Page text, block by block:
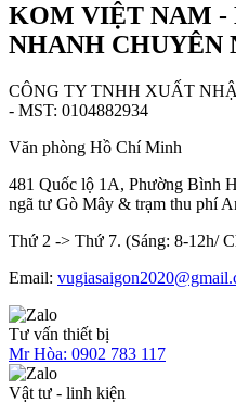
KOM VIỆT NAM -
NHANH CHUYÊN
CÔNG TY TNHH XUẤT
- MST: 0104882934
Văn phòng Hồ Chí Minh
481 Quốc lộ 1A, Phường Bình
ngã tư Gò Mây & trạm thu phí
Thứ 2 -> Thứ 7. (Sáng: 8-12h/
Email:
Tư vấn thiết bị
Mr Hòa: 0902 783 117
Vật tư - linh kiện